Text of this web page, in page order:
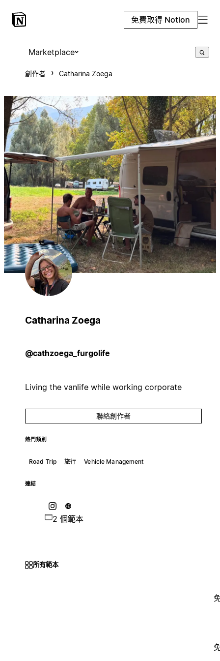
免費取得 Notion
Marketplace
創作者 Catharina Zoega
Catharina Zoega
@cathzoega_furgolife
Living the vanlife while working corporate
聯絡創作者
熱門類別
Road Trip 旅行 Vehicle Management
連結
2 個範本
所有範本